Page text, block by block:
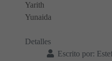
Yarith
Yunaida
Detalles
Escrito por: